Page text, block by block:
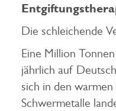
Die schleichende
Eine Million
jährlich auf
sich in den
Schwermetalle